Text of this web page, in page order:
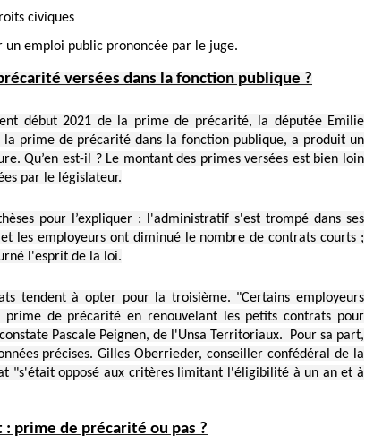
civiques
emploi public prononcée par le juge.
versées dans la fonction publique ?
début 2021 de la prime de précarité, la députée Emilie
la prime de précarité dans la fonction publique, a produit un
Qu’en est-il ? Le montant des primes versées est bien loin
par le législateur.
pour l’expliquer : l'administratif s'est trompé dans ses
les employeurs ont diminué le nombre de contrats courts ;
l'esprit de la loi.
tendent à opter pour la troisième. "Certains employeurs
de précarité en renouvelant les petits contrats pour
Pascale Peignen, de l'Unsa Territoriaux. Pour sa part,
précises. Gilles Oberrieder, conseiller confédéral de la
"s'était opposé aux critères limitant l'éligibilité à un an et à
prime de précarité ou pas ?